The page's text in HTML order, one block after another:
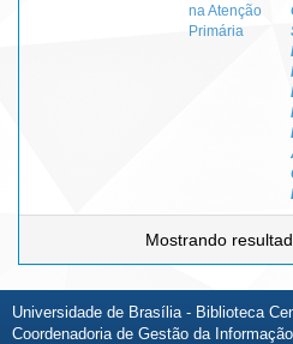
na Atenção
Primária
Mostrando
Universidade de Brasília - Biblioteca
Coordenadoria de Gestão da